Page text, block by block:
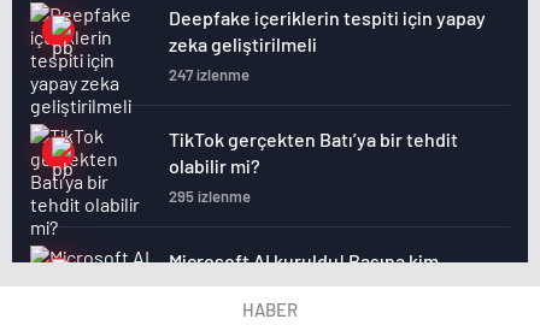
Deepfake içeriklerin tespiti için yapay
zeka geliştirilmeli
247 izlenme
TikTok gerçekten Batı’ya bir tehdit
olabilir mi?
295 izlenme
Microsoft AI kuruldu! Başına kim
getirildi?
280 izlenmeHABER